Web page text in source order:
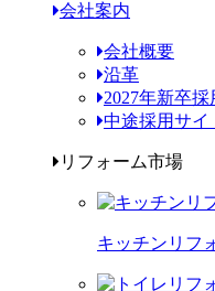
会社案内
会社概要
沿革
2027年新卒採
中途採用サイ
リフォーム市場
キッチンリフ